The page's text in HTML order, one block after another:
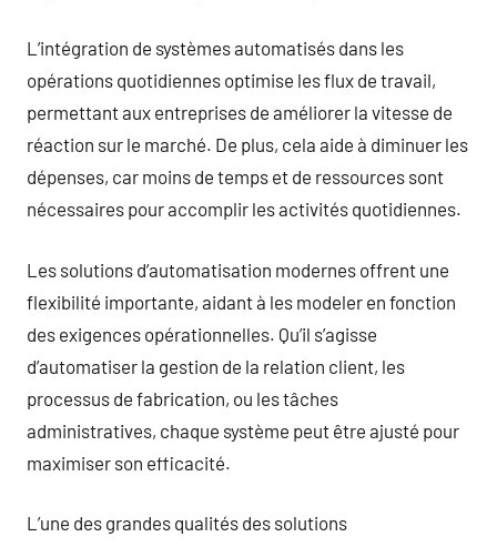
L’intégration de systèmes automatisés dans les
opérations quotidiennes optimise les flux de travail,
permettant aux entreprises de améliorer la vitesse de
réaction sur le marché. De plus, cela aide à diminuer les
dépenses, car moins de temps et de ressources sont
nécessaires pour accomplir les activités quotidiennes.
Les solutions d’automatisation modernes offrent une
flexibilité importante, aidant à les modeler en fonction
des exigences opérationnelles. Qu’il s’agisse
d’automatiser la gestion de la relation client, les
processus de fabrication, ou les tâches
administratives, chaque système peut être ajusté pour
maximiser son efficacité.
L’une des grandes qualités des solutions